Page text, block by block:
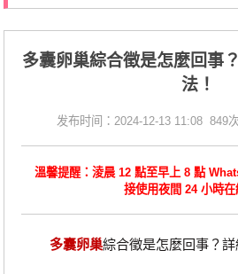
多囊卵巢綜合徵是怎麼回事
法！
发布时间：2024-12-13 11:08 849
溫馨提醒：淩晨 12 點至早上 8 點
接使用夜間 24 小時在
多囊卵巢綜合徵是怎麼回事？詳